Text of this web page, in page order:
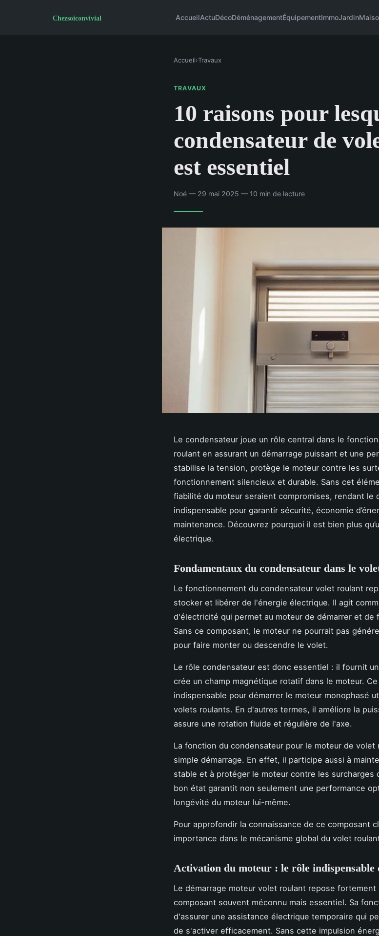
AccueilActuDécoDéménagementÉquipementImmoJardin
Accueil›Travaux
TRAVAUX
10 raisons pour
condensateur de
est essentiel
Noé — 29 mai 2025 — 10 min de lecture
Le condensateur joue un rôle central dans le
roulant en assurant un démarrage puissant et une
stabilise la tension, protège le moteur contre les
fonctionnement silencieux et durable. Sans cet
fiabilité du moteur seraient compromises, rendant le
indispensable pour garantir sécurité, économie
maintenance. Découvrez pourquoi il est bien plus
électrique.
Fondamentaux du condensateur dans le
Le fonctionnement du condensateur volet roulant
stocker et libérer de l'énergie électrique. Il agit
d'électricité qui permet au moteur de démarrer et de
Sans ce composant, le moteur ne pourrait pas
pour faire monter ou descendre le volet.
Le rôle condensateur est donc essentiel : il fournit
crée un champ magnétique rotatif dans le moteur.
indispensable pour démarrer le moteur monophasé
volets roulants. En d'autres termes, il améliore la
assure une rotation fluide et régulière de l'axe.
La fonction du condensateur pour le moteur de volet
simple démarrage. En effet, il participe aussi à
stable et à protéger le moteur contre les surcharges
bon état garantit non seulement une performance
longévité du moteur lui-même.
Pour approfondir la connaissance de ce composant
importance dans le mécanisme global du volet
Activation du moteur : le rôle indispensable
Le démarrage moteur volet roulant repose fortement
composant souvent méconnu mais essentiel. Sa
d'assurer une assistance électrique temporaire qui
de s'activer efficacement. Sans cette impulsion